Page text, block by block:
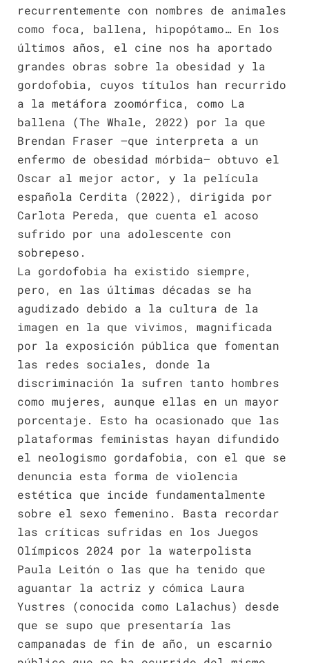
recurrentemente con nombres de animales
como foca, ballena, hipopótamo… En los
últimos años, el cine nos ha aportado
grandes obras sobre la obesidad y la
gordofobia, cuyos títulos han recurrido
a la metáfora zoomórfica, como La
ballena (The Whale, 2022) por la que
Brendan Fraser —que interpreta a un
enfermo de obesidad mórbida— obtuvo el
Oscar al mejor actor, y la película
española Cerdita (2022), dirigida por
Carlota Pereda, que cuenta el acoso
sufrido por una adolescente con
sobrepeso.
La gordofobia ha existido siempre,
pero, en las últimas décadas se ha
agudizado debido a la cultura de la
imagen en la que vivimos, magnificada
por la exposición pública que fomentan
las redes sociales, donde la
discriminación la sufren tanto hombres
como mujeres, aunque ellas en un mayor
porcentaje. Esto ha ocasionado que las
plataformas feministas hayan difundido
el neologismo gordafobia, con el que se
denuncia esta forma de violencia
estética que incide fundamentalmente
sobre el sexo femenino. Basta recordar
las críticas sufridas en los Juegos
Olímpicos 2024 por la waterpolista
Paula Leitón o las que ha tenido que
aguantar la actriz y cómica Laura
Yustres (conocida como Lalachus) desde
que se supo que presentaría las
campanadas de fin de año, un escarnio